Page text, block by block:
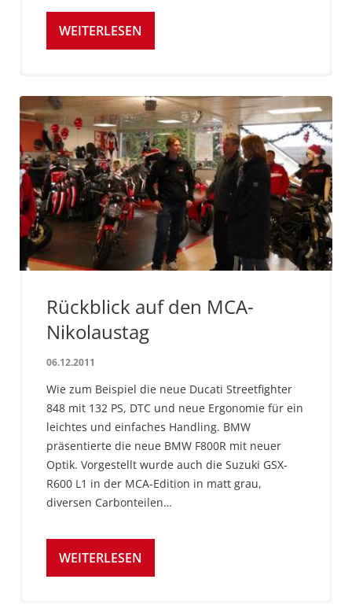
WEITERLESEN
Rückblick auf den MCA-
Nikolaustag
06.12.2011
Wie zum Beispiel die neue Ducati Streetfighter
848 mit 132 PS, DTC und neue Ergonomie für ein
leichtes und einfaches Handling. BMW
präsentierte die neue BMW F800R mit neuer
Optik. Vorgestellt wurde auch die Suzuki GSX-
R600 L1 in der MCA-Edition in matt grau,
diversen Carbonteilen…
WEITERLESEN